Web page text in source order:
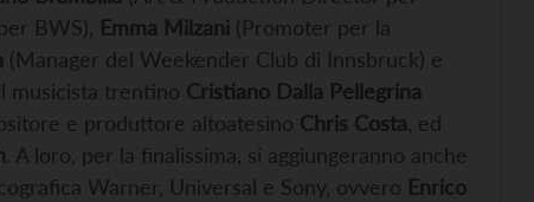
BWS), Emma Milzani (Promoter per la
(Manager del Weekender Club di Innsbruck) e
musicista trentino Cristiano Dalla Pellegrina
e produttore altoatesino Chris Costa, ed
. A loro, per la finalissima, si aggiungeranno anche
Warner, Universal e Sony, ovvero Enrico